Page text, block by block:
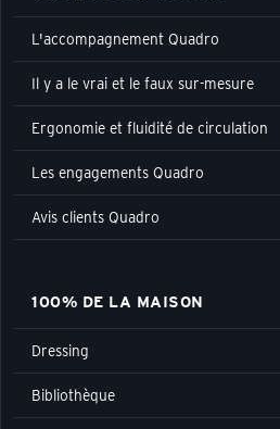
L'accompagnement Quadro
Il y a le vrai et le faux sur-mesure
Ergonomie et fluidité de circulation
Les engagements Quadro
Avis clients Quadro
100% DE LA MAISON
Dressing
Bibliothèque